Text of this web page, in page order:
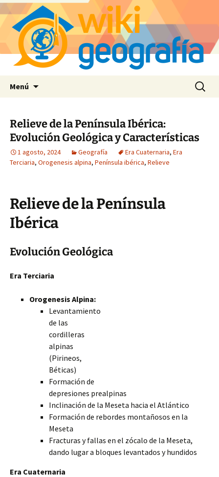
Menú Buscar:
Relieve de la Península Ibérica:
Evolución Geológica y Características
1 agosto, 2024 Geografía Era Cuaternaria, Era
Terciaria, Orogenesis alpina, Península ibérica, Relieve
Relieve de la Península
Ibérica
Evolución Geológica
Era Terciaria
Orogenesis Alpina:
Levantamiento
de las
cordilleras
alpinas
(Pirineos,
Béticas)
Formación de
depresiones prealpinas
Inclinación de la Meseta hacia el Atlántico
Formación de rebordes montañosos en la
Meseta
Fracturas y fallas en el zócalo de la Meseta,
dando lugar a bloques levantados y hundidos
Era Cuaternaria